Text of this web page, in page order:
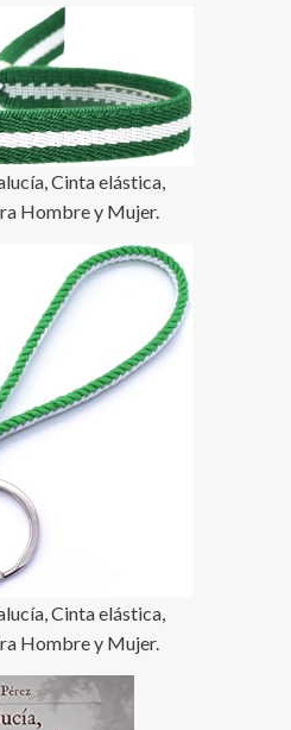
Cinta elástica,
Hombre y Mujer.
Cinta elástica,
Hombre y Mujer.